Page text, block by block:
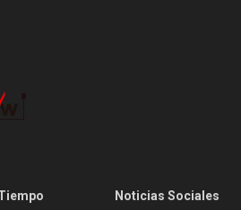
Noticias Sociales